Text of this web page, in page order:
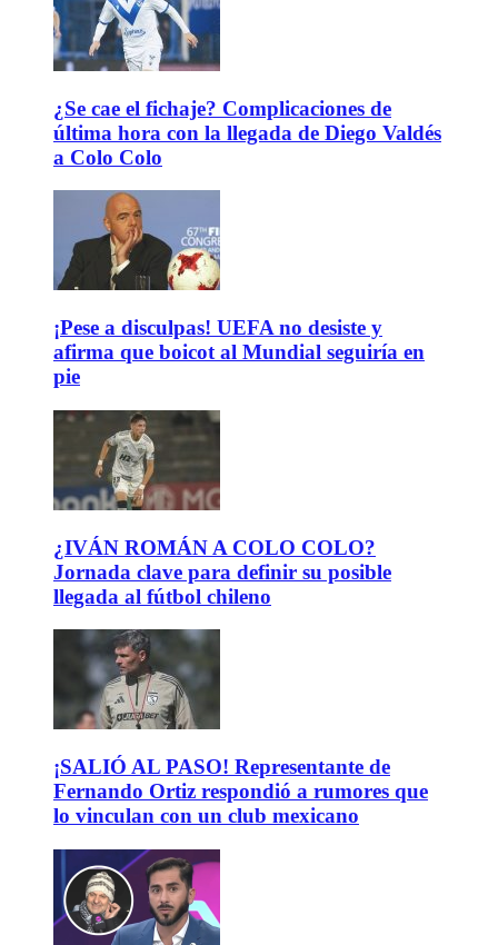
¿Se cae el fichaje? Complicaciones de
última hora con la llegada de Diego Valdés
a Colo Colo
¡Pese a disculpas! UEFA no desiste y
afirma que boicot al Mundial seguiría en
pie
¿IVÁN ROMÁN A COLO COLO?
Jornada clave para definir su posible
llegada al fútbol chileno
¡SALIÓ AL PASO! Representante de
Fernando Ortiz respondió a rumores que
lo vinculan con un club mexicano